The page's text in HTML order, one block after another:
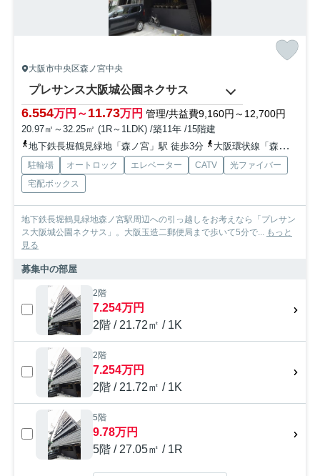
大阪市中央区森ノ宮中央
プレサンス大阪城公園ネクサス
6.554万円～11.73万円 管理/共益費9,160円～12,700円
20.97㎡～32.25㎡ (1R～1LDK) /築11年 /15階建
地下鉄長堀鶴見緑地「森ノ宮」駅 徒歩3分
大阪環状線「森ノ宮」駅 徒歩5分
駐輪場 オートロック エレベーター CATV
光ファイバー
宅配ボックス
地下鉄長堀鶴見緑地森ノ宮駅周辺への引っ越しをお考えなら「プレサン
ス大阪城公園ネクサス」。大阪玉造二郵便局まで歩いて5分で...
もっと
見る
募集中の部屋
2階
7.254万円
2階 / 21.72㎡ / 1K
2階
7.254万円
2階 / 21.72㎡ / 1K
5階
9.78万円
5階 / 27.05㎡ / 1R